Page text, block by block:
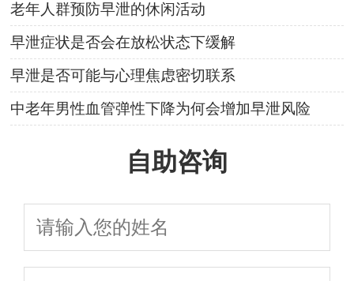
老年人群预防早泄的休闲活动
早泄症状是否会在放松状态下缓解
早泄是否可能与心理焦虑密切联系
中老年男性血管弹性下降为何会增加早泄风险
自助咨询